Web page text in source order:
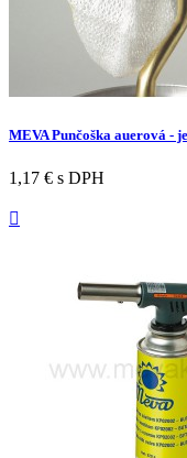
MEVA Punčoška auerová -
1,17 € s DPH
